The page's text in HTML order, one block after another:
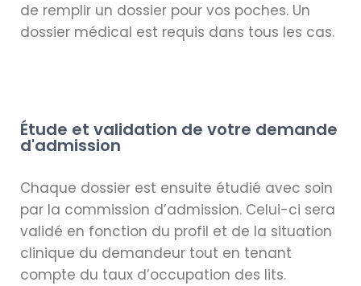
de remplir un dossier pour vos poches. Un
dossier médical est requis dans tous les cas.
Étude et validation de votre demande
d'admission
Chaque dossier est ensuite étudié avec soin
par la commission d’admission. Celui-ci sera
validé en fonction du profil et de la situation
clinique du demandeur tout en tenant
compte du taux d’occupation des lits.